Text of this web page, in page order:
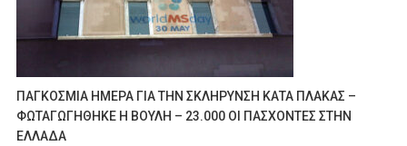
ΠΑΓΚΟΣΜΙΑ ΗΜΕΡΑ ΓΙΑ ΤΗΝ ΣΚΛΗΡΥΝΣΗ ΚΑΤΑ ΠΛΑΚΑΣ –
ΦΩΤΑΓΩΓΗΘΗΚΕ Η ΒΟΥΛΗ – 23.000 ΟΙ ΠΑΣΧΟΝΤΕΣ ΣΤΗΝ
ΕΛΛΑΔΑ